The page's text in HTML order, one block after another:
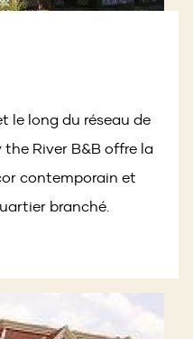
le long du réseau de
River B&B offre la
contemporain et
branché.